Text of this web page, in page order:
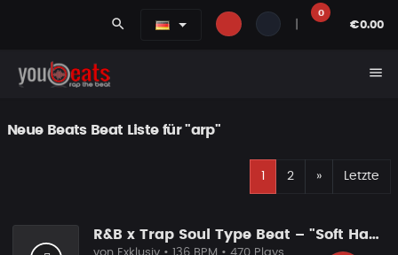
search
0
€0.00
menu
Neue Beats Beat Liste für "arp"
2 »Nächste
Letzte
R&B x Trap Soul Type Beat – "Soft Hands, Sharp Teeth" | Smooth R&B Instrumental 2026